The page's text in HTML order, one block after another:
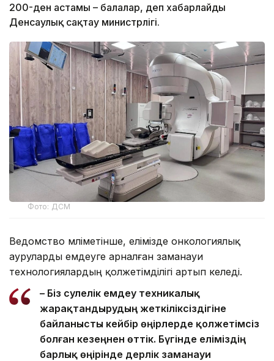
200-ден астамы – балалар, деп хабарлайды
Денсаулық сақтау министрлігі.
Фото: ДСМ
Ведомство мәліметінше, елімізде онкологиялық
ауруларды емдеуге арналған заманауи
технологиялардың қолжетімділігі артып келеді.
– Біз сәулелік емдеу техникалық
жарақтандырудың жеткіліксіздігіне
байланысты кейбір өңірлерде қолжетімсіз
болған кезеңнен өттік. Бүгінде еліміздің
барлық өңірінде дерлік заманауи